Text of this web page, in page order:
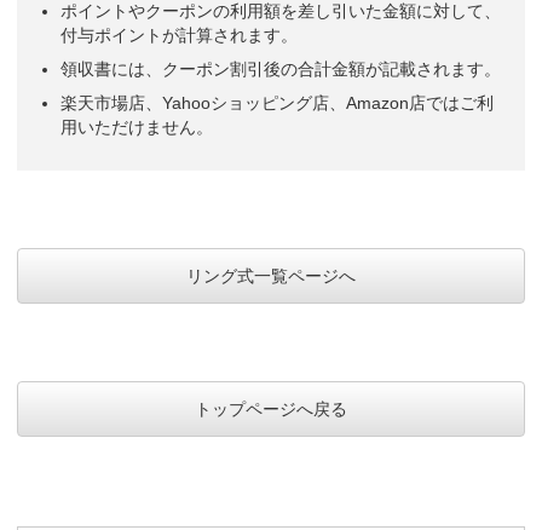
ポイントやクーポンの利用額を差し引いた金額に対して、
付与ポイントが計算されます。
領収書には、クーポン割引後の合計金額が記載されます。
楽天市場店、Yahooショッピング店、Amazon店ではご利
用いただけません。
リング式一覧ページへ
トップページへ戻る